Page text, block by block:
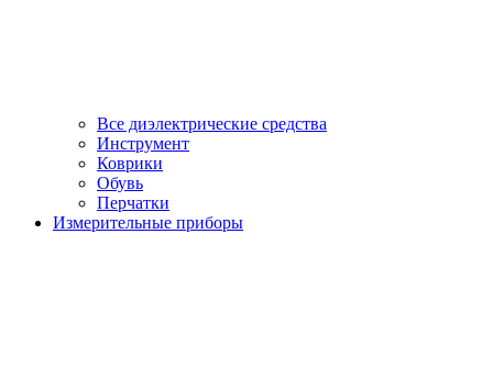
Все диэлектрические средства
Инструмент
Коврики
Обувь
Перчатки
Измерительные приборы